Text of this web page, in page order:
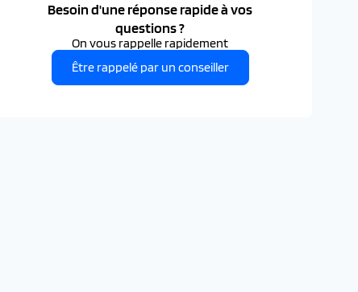
Besoin d'une réponse rapide à vos
questions ?
On vous rappelle rapidement
Être rappelé par un conseiller